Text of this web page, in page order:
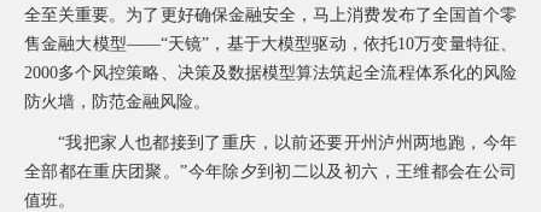
全至关重要。为了更好确保金融安全，马上消费发布了全国首个零
售金融大模型——“天镜”，基于大模型驱动，依托10万变量特征、
2000多个风控策略、决策及数据模型算法筑起全流程体系化的风险
防火墙，防范金融风险。
“我把家人也都接到了重庆，以前还要开州泸州两地跑，今年
全部都在重庆团聚。”今年除夕到初二以及初六，王维都会在公司
值班。